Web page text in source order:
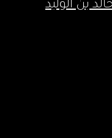
بن الوليد